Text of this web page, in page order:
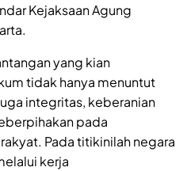
Kejaksaan Agung
yang kian
tidak hanya menuntut
integritas, keberanian
pada
Pada titikinilah negara
kerja